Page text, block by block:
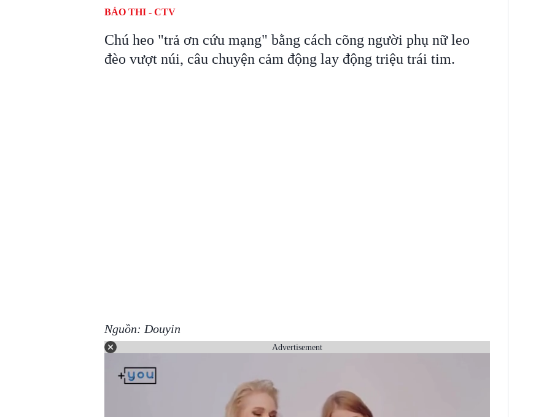
BẢO THI - CTV
Chú heo "trả ơn cứu mạng" bằng cách cõng người phụ nữ leo
đèo vượt núi, câu chuyện cảm động lay động triệu trái tim.
Nguồn: Douyin
Advertisement